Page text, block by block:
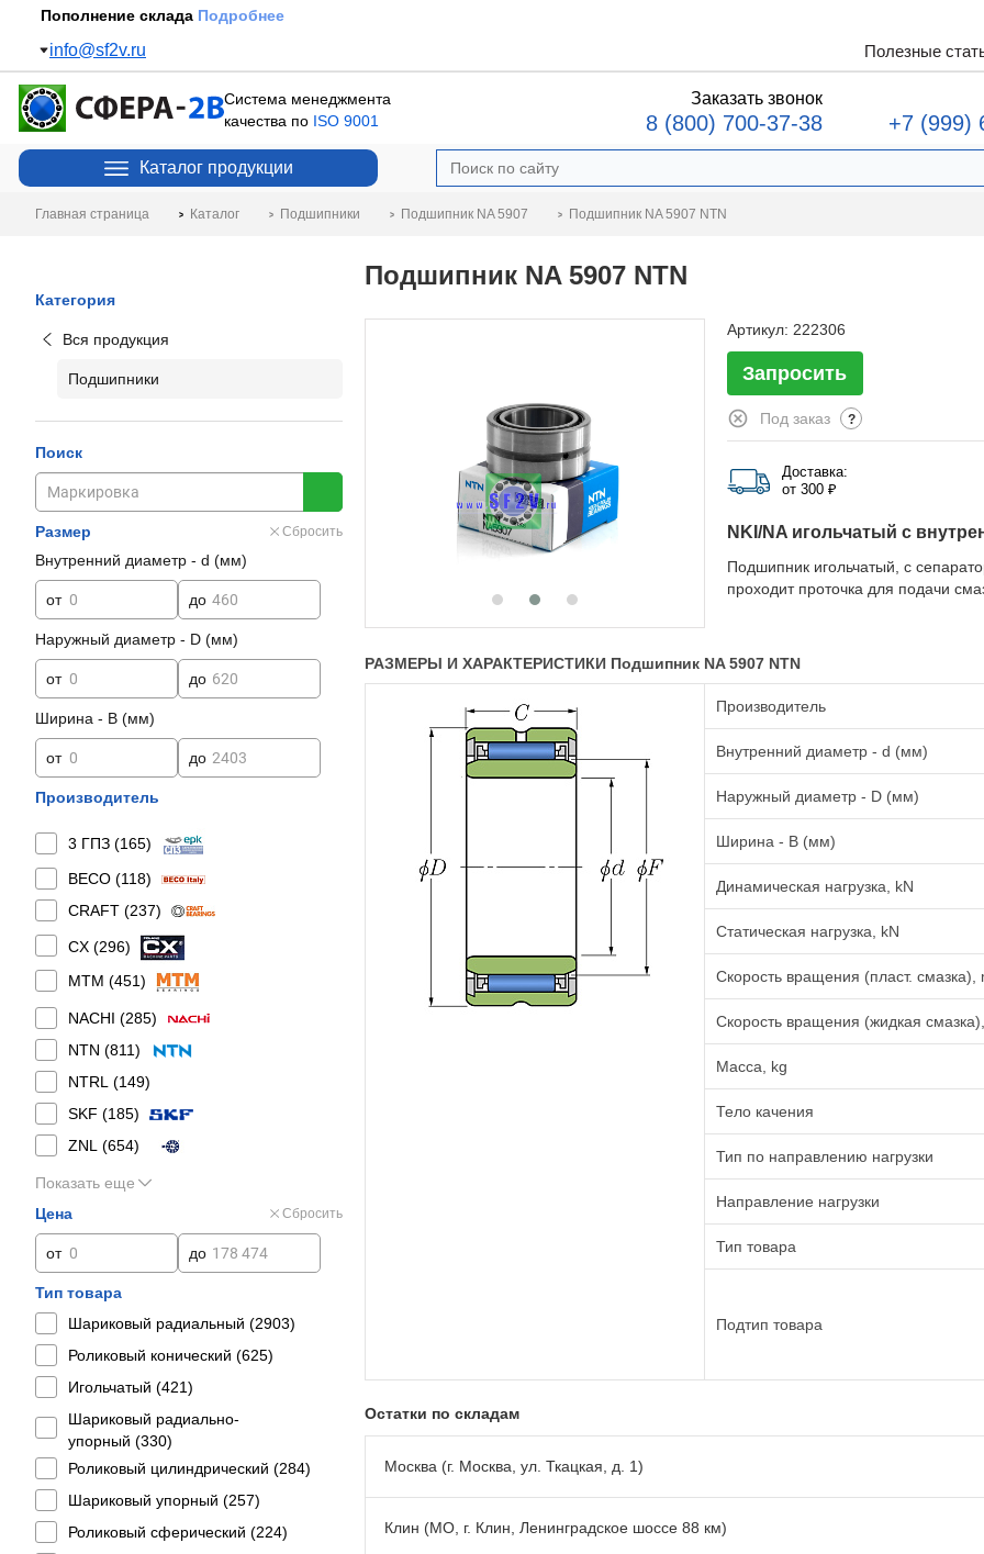
Пополнение склада Подробнее
info@sf2v.ru Полезные
Система менеджмента
качества по ISO 9001
Заказать звонок
8 (800) 700-37-38 +7 (999)
Каталог продукции
Главная страница Каталог Подшипники Подшипник NA 5907 Подшипник NA 5907 NTN
Категория
Вся продукция
Подшипники
Поиск
Размер Сбросить
Внутренний диаметр - d (мм)
от до
Наружный диаметр - D (мм)
от до
Ширина - B (мм)
от до
Производитель
3 ГПЗ (165)
BECO (118)
CRAFT (237)
CX (296)
MTM (451)
NACHI (285)
NTN (811)
NTRL (149)
SKF (185)
ZNL (654)
Показать еще
Цена
Сбросить
от до
Тип товара
Шариковый радиальный (2903)
Роликовый конический (625)
Игольчатый (421)
Шариковый радиально-
упорный (330)
Роликовый цилиндрический (284)
Шариковый упорный (257)
Роликовый сферический (224)
Подшипник NA 5907 NTN
Артикул: 222306
Запросить
Под заказ ?
Доставка:
от 300 ₽
NKI/NA игольчатый с
Подшипник игольчатый, с
проходит проточка для подачи
РАЗМЕРЫ И ХАРАКТЕРИСТИКИ Подшипник NA 5907 NTN
Производитель
Внутренний диаметр - d (мм)
Наружный диаметр - D (мм)
Ширина - B (мм)
Динамическая нагрузка, kN
Статическая нагрузка, kN
Скорость вращения (пласт. смазка),
Скорость вращения (жидкая
Масса, kg
Тело качения
Тип по направлению нагрузки
Направление нагрузки
Тип товара
Подтип товара
Остатки по складам
Москва (г. Москва, ул. Ткацкая, д. 1)
Клин (МО, г. Клин, Ленинградское шоссе 88 км)